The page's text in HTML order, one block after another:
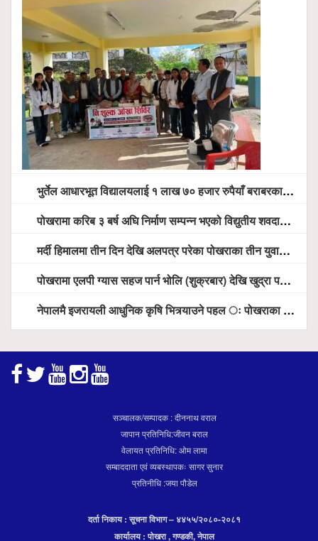
भुर्तेल आधारभूत विद्यालयलाई १ लाख ७० हजार रुपैयाँ बराबरका शैक्षिक सामग्री हस्तान्तरण
पोखरामा करिब ३ बर्ष अघि निर्माण सम्पन्न भएको विद्युतीय शवदाह गृह अझै संचालनमा आउन सकेन, तत्काल संचालन गर्न स्थानियको माग
मर्दी हिमालमा तीन दिन देखि अलपत्र परेका पोखराका तीन युवाको सशस्त्र प्रहरी सहितको टोलीको साहसिक उद्धार
पोखरामा एलपी ग्यास सहज पार्न भोलि (शुक्रबार) देखि खुद्रा पसलबाटै बिक्रि वितरण हुने, स्टोर नगर्न आग्रह
नेपालमै इजरायली आधुनिक कृषि भित्र्याउने पहल ः पोखराका मेयर धनराज आचार्य र इजरायली राजदूतबीच सहकार्य विस्तारको संकेत
सञ्चालक/सम्पादक : दीननाथ वराल
जापान प्रतिनिधि:जीवन बराल
वेलायत प्रतिनिधि: ओम लामा
सम्बाददाता एवं व्यबस्थापकः सागर सुनार
प्रतिनीधि :जया पौडेल
दर्ता निकाय : सूचना विभाग – ४४५५/२०८०-२०८१
कार्यालय : पोखरा , गण्डकी, नेपाल